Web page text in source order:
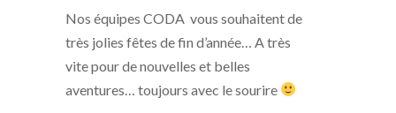
Nos équipes CODA vous souhaitent de
très jolies fêtes de fin d’année… A très
vite pour de nouvelles et belles
aventures… toujours avec le sourire